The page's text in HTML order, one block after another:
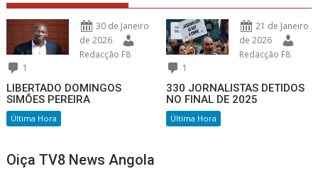
30 de Janeiro
de 2026
Redacção F8
1
LIBERTADO DOMINGOS
SIMÕES PEREIRA
Última Hora
21 de Janeiro
de 2026
Redacção F8
1
330 JORNALISTAS DETIDOS
NO FINAL DE 2025
Última Hora
Oiça TV8 News Angola